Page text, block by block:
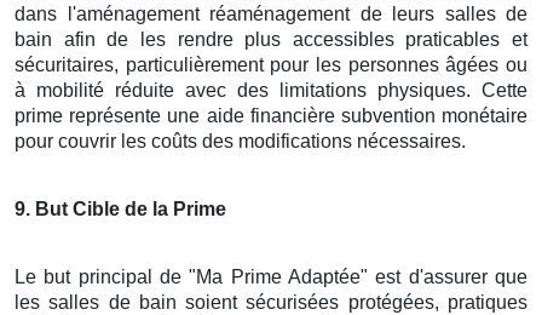
dans l'aménagement réaménagement de leurs salles de
bain afin de les rendre plus accessibles praticables et
sécuritaires, particulièrement pour les personnes âgées ou
à mobilité réduite avec des limitations physiques. Cette
prime représente une aide financière subvention monétaire
pour couvrir les coûts des modifications nécessaires.
9. But Cible de la Prime
Le but principal de "Ma Prime Adaptée" est d'assurer que
les salles de bain soient sécurisées protégées, pratiques